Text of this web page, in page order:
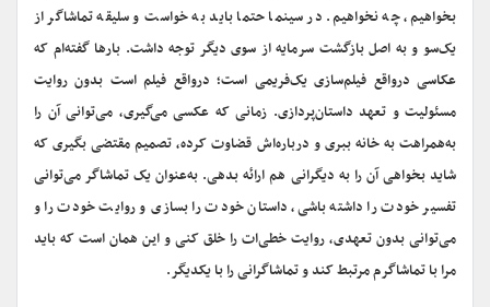
بخواهیم، چه نخواهیم. در سینما حتما باید به خواست و سلیقه تماشاگر از
یک‌سو و به اصل بازگشت سرمایه از سوی دیگر توجه داشت. بارها گفته‌ام که
عکاسی درواقع فیلم‌سازی یک‌فریمی است؛ درواقع فیلم است بدون روایت
مسئولیت و تعهد داستان‌پردازی. زمانی که عکسی می‌گیری، می‌توانی آن را
به‌همراهت به خانه ببری و درباره‌اش قضاوت کرده، تصمیم مقتضی بگیری که
شاید بخواهی آن را به دیگرانی هم ارائه بدهی. به‌عنوان یک تماشاگر می‌توانی
تفسیر خودت را داشته باشی، داستان خودت را بسازی و روایت خودت را و
می‌توانی بدون تعهدی، روایت خطی‌ات را خلق کنی و این همان است که باید
مرا با تماشاگرم مرتبط کند و تماشاگرانی را با یکدیگر.